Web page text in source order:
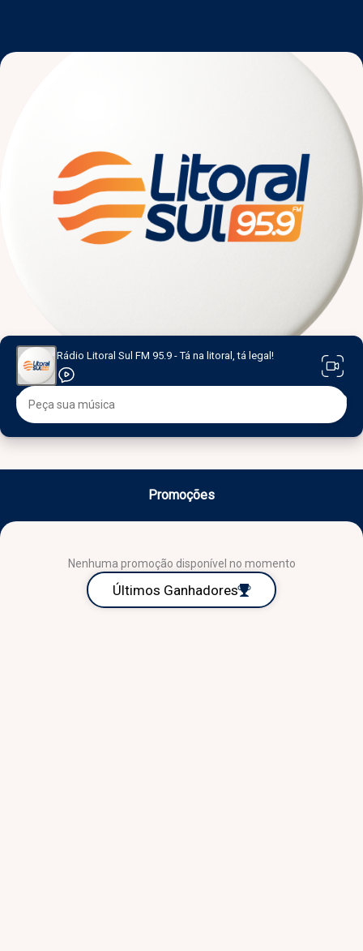
Rádio Litoral Sul FM 95.9 - Tá na litoral, tá legal!
Promoções
Nenhuma promoção disponível no momento
Últimos Ganhadores